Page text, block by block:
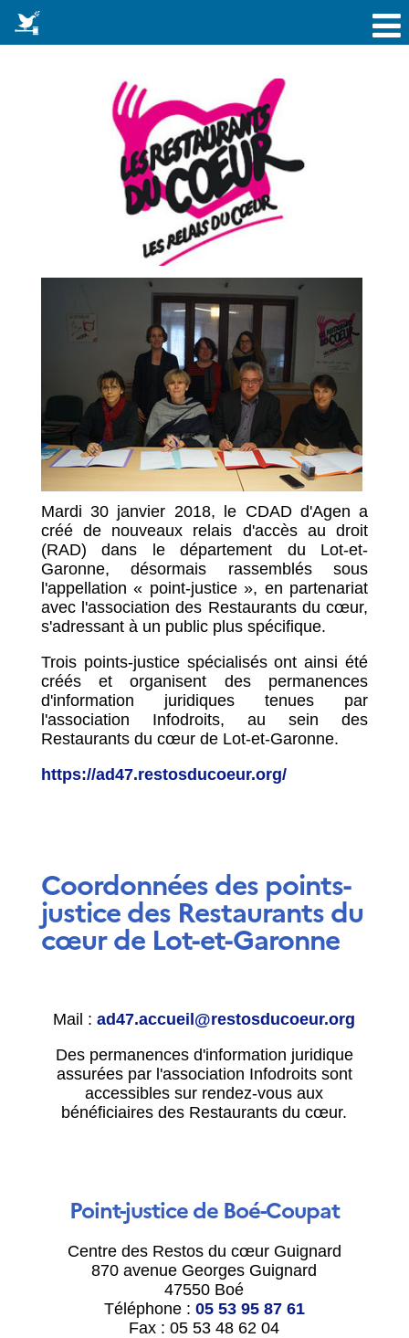
Mardi 30 janvier 2018, le CDAD d'Agen a
créé de nouveaux relais d'accès au droit
(RAD) dans le département du Lot-et-
Garonne, désormais rassemblés sous
l'appellation « point-justice », en partenariat
avec l'association des Restaurants du cœur,
s'adressant à un public plus spécifique.
Trois points-justice spécialisés ont ainsi été
créés et organisent des permanences
d'information juridiques tenues par
l'association Infodroits, au sein des
Restaurants du cœur de Lot-et-Garonne.
https://ad47.restosducoeur.org/
Coordonnées des points-
justice des Restaurants du
cœur de Lot-et-Garonne
Mail :ad47.accueil@restosducoeur.org
Des permanences d'information juridique
assurées par l'association Infodroits sont
accessibles sur rendez-vous aux
bénéficiaires des Restaurants du cœur.
Point-justice de Boé-Coupat
Centre des Restos du cœur Guignard
870 avenue Georges Guignard
47550 Boé
Téléphone : 05 53 95 87 61
Fax : 05 53 48 62 04